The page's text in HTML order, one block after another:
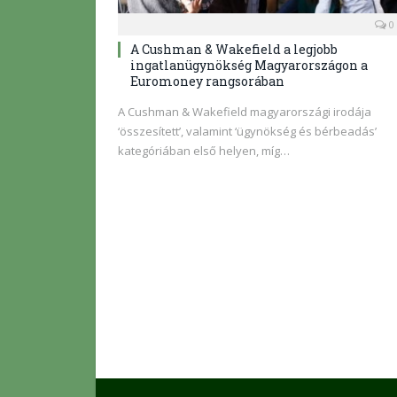
0
A Cushman & Wakefield a legjobb
ingatlanügynökség Magyarországon a
Euromoney rangsorában
A Cushman & Wakefield magyarországi irodája
‘összesített’, valamint ‘ügynökség és bérbeadás’
kategóriában első helyen, míg…